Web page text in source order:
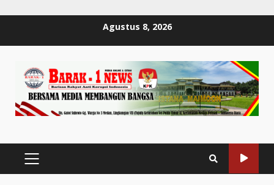
Agustus 8, 2026
PRIMARY
MENU